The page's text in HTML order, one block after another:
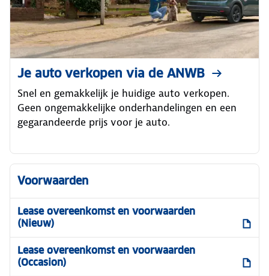
Je auto verkopen via de ANWB
Snel en gemakkelijk je huidige auto verkopen.
Geen ongemakkelijke onderhandelingen en een
gegarandeerde prijs voor je auto.
Voorwaarden
Lease overeenkomst en voorwaarden
(Nieuw)
Lease overeenkomst en voorwaarden
(Occasion)